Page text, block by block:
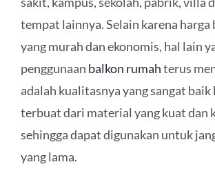
tempat lainnya. Selain karena harga
yang murah dan ekonomis, hal lain
penggunaan balkon rumahterus
adalah kualitasnya yang sangat baik
terbuat dari material yang kuat dan
sehingga dapat digunakan untuk
yang lama.